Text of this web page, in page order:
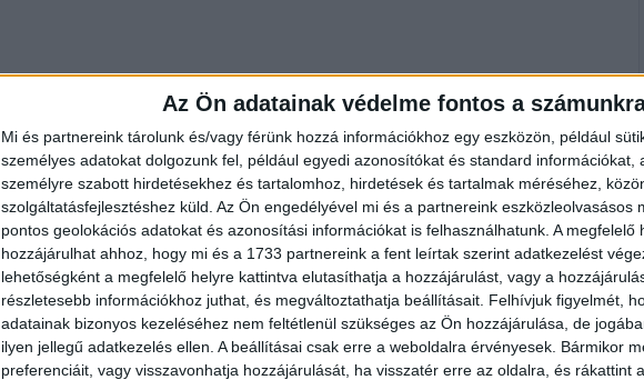
Az Ön adatainak védelme fontos a
Mi és partnereink tárolunk és/vagy férünk hozzá információkhoz egy eszközön, például
személyes adatokat dolgozunk fel, például egyedi azonosítókat és standard információkat,
személyre szabott hirdetésekhez és tartalomhoz, hirdetések és tartalmak méréséhez,
szolgáltatásfejlesztéshez küld. Az Ön engedélyével mi és a partnereink eszközleolvasásos
pontos geolokációs adatokat és azonosítási információkat is felhasználhatunk. A megfelelő
hozzájárulhat ahhoz, hogy mi és a 1733 partnereink a fent leírtak szerint adatkezelést
lehetőségként a megfelelő helyre kattintva elutasíthatja a hozzájárulást, vagy a
részletesebb információkhoz juthat, és megváltoztathatja beállításait. Felhívjuk figyelmét,
adatainak bizonyos kezeléséhez nem feltétlenül szükséges az Ön hozzájárulása, de
ilyen jellegű adatkezelés ellen. A beállításai csak erre a weboldalra érvényesek. Bármikor
preferenciáit, vagy visszavonhatja hozzájárulását, ha visszatér erre az oldalra, és rákattint